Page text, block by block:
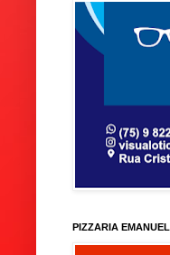
PIZZARIA EMANUEL